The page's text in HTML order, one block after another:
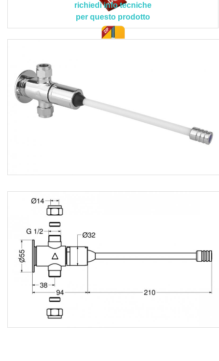
Le lavorazioni devono essere eseguite secondo le
indicazioni e prescrizioni tecniche della Direzione Lavori
e/o della Committenza in conformità con i contenuti
tubazioni sottotraccia, mentre sono inclusi la fornitura di
tutti i materiali, il trasporto degli stessi a pie d'opera, il
collegamento del rubinetto in modo stabile alle tubazioni
predisposte tramite due tasselli e due viti in acciaio inox, il
rubinetto di intercettazione sulla linea di alimentazione per
facilitare gli interventi di manutenzione, il collegamento
alla rete idrica interponendo le guarnizioni con filtro da
collegamenti, l’espulsione dell’eccedenza di grasso ed
una buona quantità di acqua calda, le eventuali
assistenze murarie, la pulizia finale con l'asportazione dei
detriti e polvere, il trasporto delle macerie al piano di carico
con lo sgombero e trasporto alle pubbliche discariche, i
corrispettivi per diritti di discarica, nonché ogni altra
prestazione accessoria occorrente per eseguire l’opera a
regola d’arte.
richiedi info tecniche
per questo prodotto